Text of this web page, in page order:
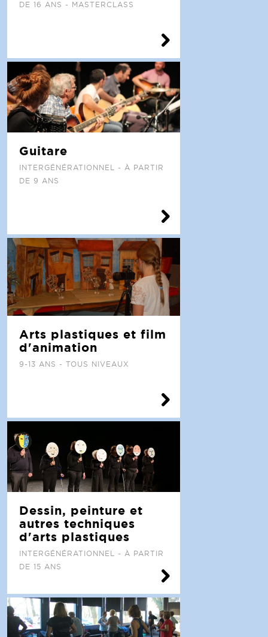
DE 16 ANS - MASTERCLASS
Guitare
INTERGÉNÉRATIONNEL - À PARTIR
DE 9 ANS
Arts plastiques et film
d'animation
9-13 ANS - TOUS NIVEAUX
Dessin, peinture et
autres techniques
d'arts plastiques
INTERGÉNÉRATIONNEL - À PARTIR
DE 15 ANS